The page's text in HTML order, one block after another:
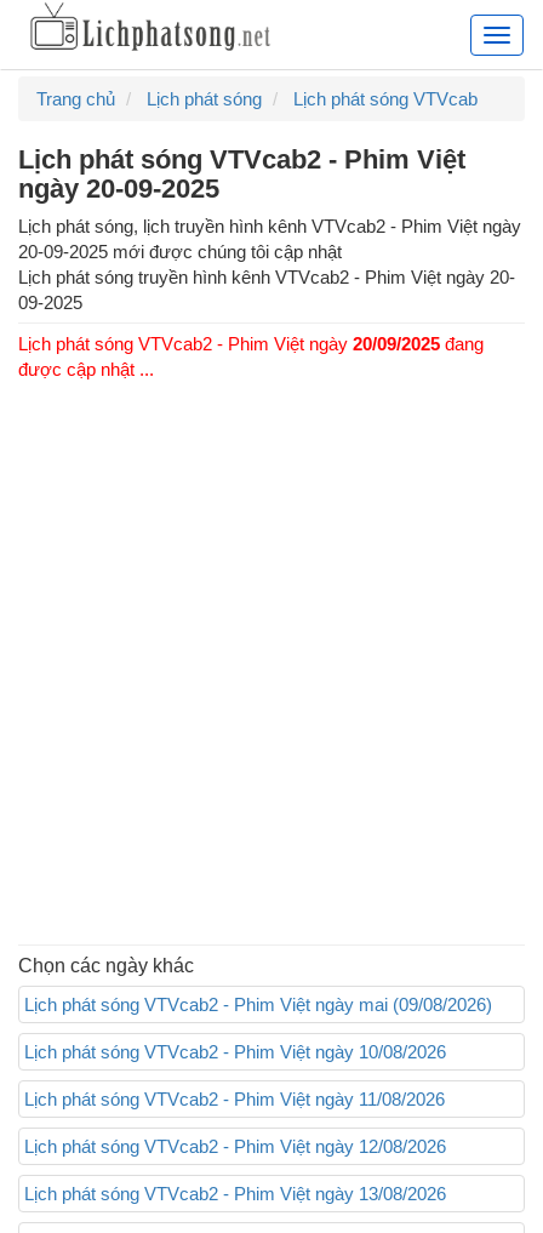
Lịch
lịch
chiếu
phim
Trang chủ Lịch phát sóng Lịch phát sóng VTVcab
Lịch phát sóng VTVcab2 - Phim Việt
ngày 20-09-2025
Lịch phát sóng, lịch truyền hình kênh VTVcab2 - Phim Việt ngày
20-09-2025 mới được chúng tôi cập nhật
Lịch phát sóng truyền hình kênh VTVcab2 - Phim Việt ngày 20-
09-2025
Lịch phát sóng VTVcab2 - Phim Việt ngày 20/09/2025 đang
được cập nhật ...
Chọn các ngày khác
Lịch phát sóng VTVcab2 - Phim Việt ngày mai (09/08/2026)
Lịch phát sóng VTVcab2 - Phim Việt ngày 10/08/2026
Lịch phát sóng VTVcab2 - Phim Việt ngày 11/08/2026
Lịch phát sóng VTVcab2 - Phim Việt ngày 12/08/2026
Lịch phát sóng VTVcab2 - Phim Việt ngày 13/08/2026